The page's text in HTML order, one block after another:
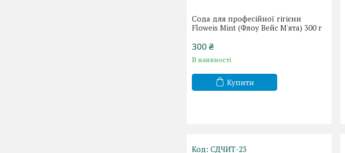
Сода для професійної гігієни
Floweis Mint (Флоу Вейс М'ята) 300 г
300 ₴
В наявності
Купити
СДЧИТ-23